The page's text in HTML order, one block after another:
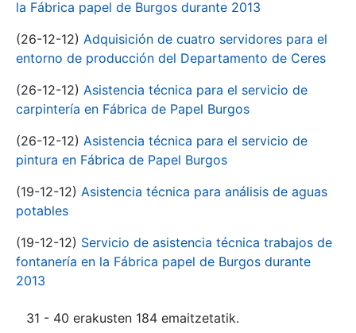
la Fábrica papel de Burgos durante 2013
(26-12-12) Adquisición de cuatro servidores para el
entorno de producción del Departamento de Ceres
(26-12-12) Asistencia técnica para el servicio de
carpintería en Fábrica de Papel Burgos
(26-12-12) Asistencia técnica para el servicio de
pintura en Fábrica de Papel Burgos
(19-12-12) Asistencia técnica para análisis de aguas
potables
(19-12-12) Servicio de asistencia técnica trabajos de
fontanería en la Fábrica papel de Burgos durante
2013
31 - 40 erakusten 184 emaitzetatik.